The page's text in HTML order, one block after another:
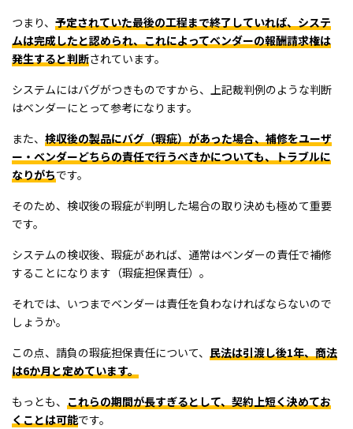
つまり、 予定されていた最後の工程まで終了していれば、システ
ムは完成したと認められ、これによってベンダーの報酬請求権は
発生すると判断されています。
システムにはバグがつきものですから、上記裁判例のような判断
はベンダーにとって参考になります。
また、 検収後の製品にバグ（瑕疵）があった場合、補修をユーザ
ー・ベンダーどちらの責任で行うべきかについても、トラブルに
なりがちです。
そのため、検収後の瑕疵が判明した場合の取り決めも極めて重要
です。
システムの検収後、瑕疵があれば、通常はベンダーの責任で補修
することになります（瑕疵担保責任）。
それでは、いつまでベンダーは責任を負わなければならないので
しょうか。
この点、請負の瑕疵担保責任について、 民法は引渡し後1年、商法
は6か月と定めています。
もっとも、 これらの期間が長すぎるとして、契約上短く決めてお
くことは可能です。